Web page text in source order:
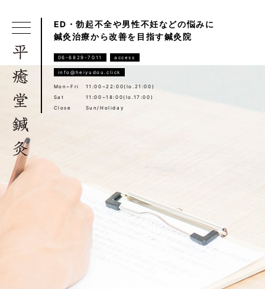
ED・勃起不全や男性不妊などの悩みに
鍼灸治療から改善を目指す鍼灸院
06-6829-7011 access
info@heiyudou.click
Mon~Fri
11:00~22:00(lo.21:00)
Sat
11:00~18:00(lo.17:00)
Close
Sun/Holiday